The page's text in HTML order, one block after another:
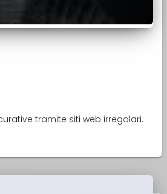
tramite siti web irregolari.